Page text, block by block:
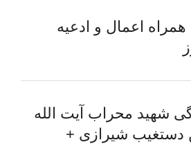
همراه اعمال و ادعیه
شهید محراب آیت الله
دستغیب شیرازی +